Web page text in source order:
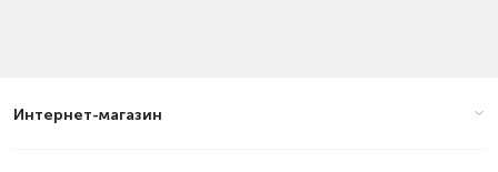
Интернет-магазин